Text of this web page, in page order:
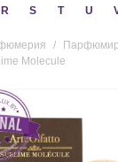
R S T U
/
Molecule